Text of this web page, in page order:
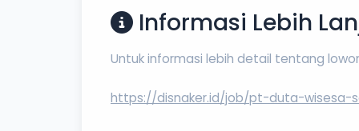
Informasi Lebih
Untuk informasi lebih detail tentang
https://disnaker.id/job/pt-duta-wisesa-